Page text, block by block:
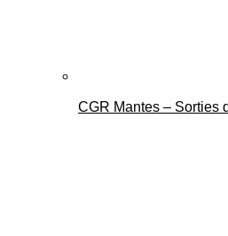
CGR Mantes – Sorties